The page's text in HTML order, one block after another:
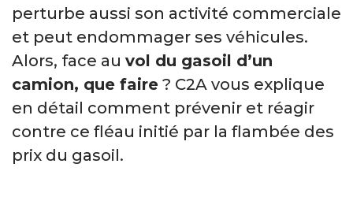
perturbe aussi son activité commerciale
et peut endommager ses véhicules.
Alors, face au vol du gasoil d’un
camion, que faire ? C2A vous explique
en détail comment prévenir et réagir
contre ce fléau initié par la flambée des
prix du gasoil.